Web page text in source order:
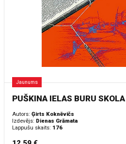
Jaunums
PUŠKINA IELAS BURU SKOLA
Autors: Ģirts Koknēvičs
Izdevējs: Dienas Grāmata
Lappušu skaits: 176